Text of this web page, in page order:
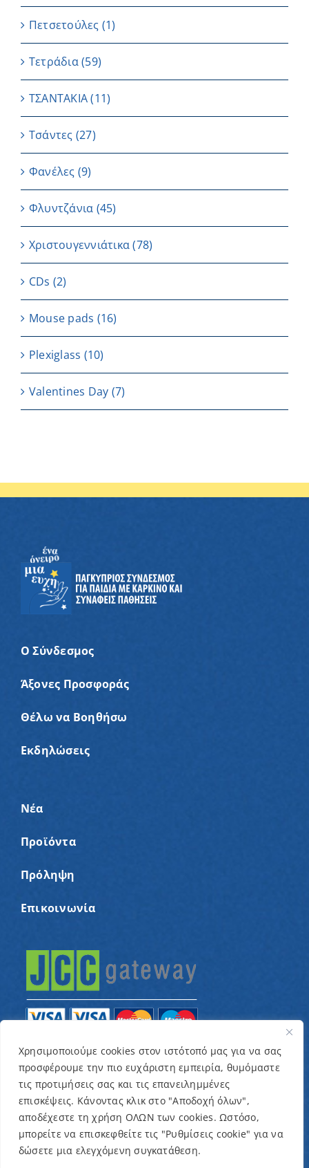
Χρησιμοποιούμε cookies στον ιστότοπό μας για να σας
προσφέρουμε την πιο ευχάριστη εμπειρία, θυμόμαστε
τις προτιμήσεις σας και τις επανειλημμένες
επισκέψεις. Κάνοντας κλικ στο "Αποδοχή όλων",
αποδέχεστε τη χρήση ΟΛΩΝ των cookies. Ωστόσο,
μπορείτε να επισκεφθείτε τις "Ρυθμίσεις cookie" για να
δώσετε μια ελεγχόμενη συγκατάθεση.
Πετσετούλες (1)
Τετράδια(59)
ΤΣΑΝΤΑΚΙΑ (11)
Τσάντες (27)
Φανέλες (9)
Φλυντζάνια (45)
Χριστουγεννιάτικα(78)
CDs (2)
Μouse pads (16)
Plexiglass (10)
Valentines Day (7)
Ο Σύνδεσμος
Άξονες Προσφοράς
Θέλω να Βοηθήσω
Εκδηλώσεις
Νέα
Προϊόντα
Πρόληψη
Επικοινωνία
© Copyright 2022 – Παγκύπριος Σύνδεσμος για
παιδιά με καρκίνο και συναφείς παθήσεις «Ένα
Όνειρο Μια Ευχή» / Designed & Developed byNETinfo
Plc